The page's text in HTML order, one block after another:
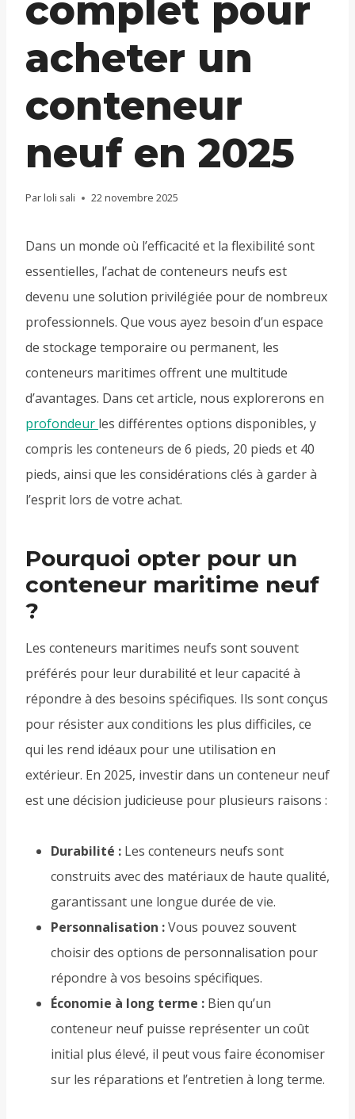
complet pour
acheter un
conteneur
neuf en 2025
Parloli sali 22 novembre 2025
Dans un monde où l’efficacité et la flexibilité sont
essentielles, l’achat de conteneurs neufs est
devenu une solution privilégiée pour de nombreux
professionnels. Que vous ayez besoin d’un espace
de stockage temporaire ou permanent, les
conteneurs maritimes offrent une multitude
d’avantages. Dans cet article, nous explorerons en
profondeur les différentes options disponibles, y
compris les conteneurs de 6 pieds, 20 pieds et 40
pieds, ainsi que les considérations clés à garder à
l’esprit lors de votre achat.
Pourquoi opter pour un
conteneur maritime neuf
?
Les conteneurs maritimes neufs sont souvent
préférés pour leur durabilité et leur capacité à
répondre à des besoins spécifiques. Ils sont conçus
pour résister aux conditions les plus difficiles, ce
qui les rend idéaux pour une utilisation en
extérieur. En 2025, investir dans un conteneur neuf
est une décision judicieuse pour plusieurs raisons :
Durabilité : Les conteneurs neufs sont
construits avec des matériaux de haute qualité,
garantissant une longue durée de vie.
Personnalisation :Vous pouvez souvent
choisir des options de personnalisation pour
répondre à vos besoins spécifiques.
Économie à long terme : Bien qu’un
conteneur neuf puisse représenter un coût
initial plus élevé, il peut vous faire économiser
sur les réparations et l’entretien à long terme.